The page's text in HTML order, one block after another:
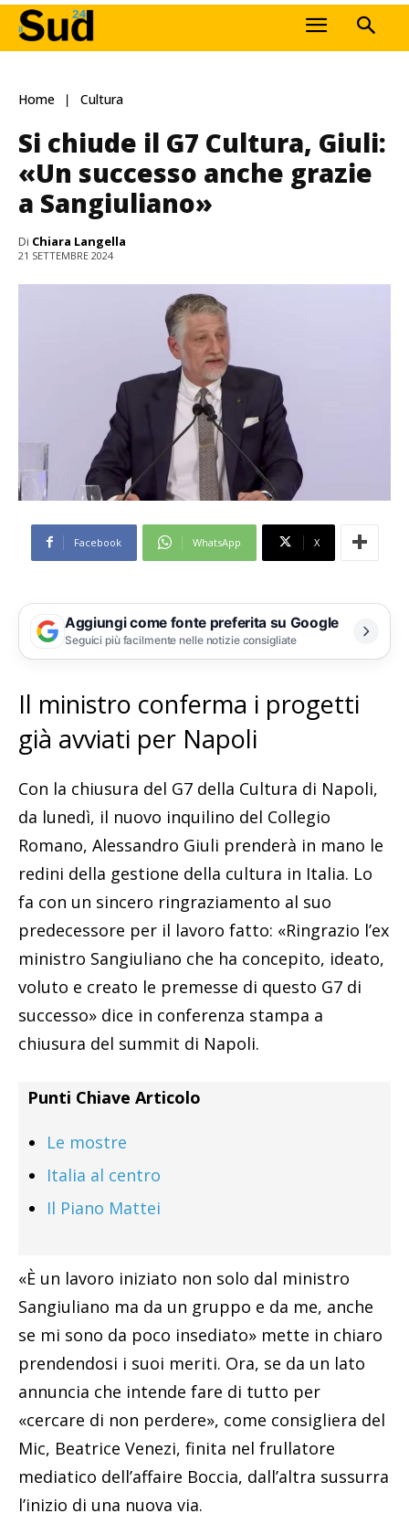
Home Cultura
Si chiude il G7 Cultura, Giuli:
«Un successo anche grazie
a Sangiuliano»
Di Chiara Langella
21 SETTEMBRE 2024
Facebook WhatsApp X
Aggiungi come fonte preferita su Google
Seguici più facilmente nelle notizie consigliate
Il ministro conferma i progetti
già avviati per Napoli
Con la chiusura del G7 della Cultura di Napoli,
da lunedì, il nuovo inquilino del Collegio
Romano, Alessandro Giuli prenderà in mano le
redini della gestione della cultura in Italia. Lo
fa con un sincero ringraziamento al suo
predecessore per il lavoro fatto: «Ringrazio l’ex
ministro Sangiuliano che ha concepito, ideato,
voluto e creato le premesse di questo G7 di
successo» dice in conferenza stampa a
chiusura del summit di Napoli.
Punti Chiave Articolo
Le mostre
Italia al centro
Il Piano Mattei
«È un lavoro iniziato non solo dal ministro
Sangiuliano ma da un gruppo e da me, anche
se mi sono da poco insediato» mette in chiaro
prendendosi i suoi meriti. Ora, se da un lato
annuncia che intende fare di tutto per
«cercare di non perdere», come consigliera del
Mic, Beatrice Venezi, finita nel frullatore
mediatico dell’affaire Boccia, dall’altra sussurra
l’inizio di una nuova via.